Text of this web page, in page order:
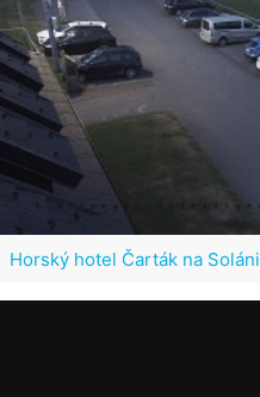
Horský hotel Čarták na Soláni